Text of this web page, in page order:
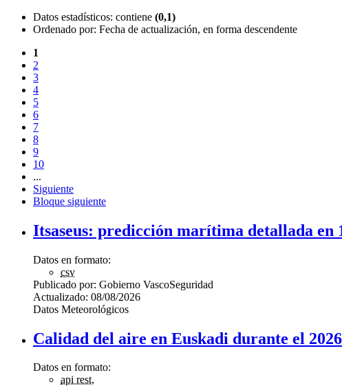
Datos estadísticos: contiene (0,1)
Ordenado por: Fecha de actualización, en forma descendente
1
2
3
4
5
6
7
8
9
10
...
Siguiente
Bloque siguiente
Itsaseus: predicción marítima detallada en
Datos en formato:
csv
Publicado por: Gobierno VascoSeguridad
Actualizado: 08/08/2026
Datos Meteorológicos
Calidad del aire en Euskadi durante el 2026
Datos en formato:
api rest,